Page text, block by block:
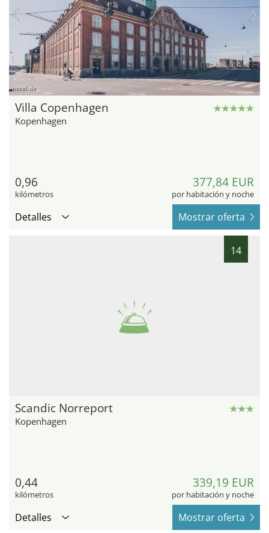
hotel.de
Villa Copenhagen
Kopenhagen
0,96
kilómetros
377,84 EUR
por habitación y noche
Detalles Mostrar oferta
14
Scandic Norreport
Kopenhagen
0,44
kilómetros
339,19 EUR
por habitación y noche
Detalles Mostrar oferta